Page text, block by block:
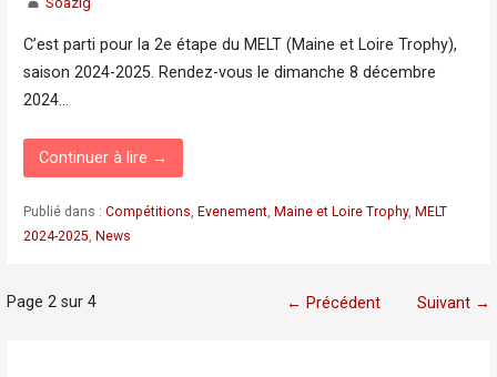
C’est parti pour la 2e étape du MELT (Maine et Loire Trophy),
saison 2024-2025. Rendez-vous le dimanche 8 décembre
2024…
Continuer à lire →
Publié dans : Compétitions, Evenement, Maine et Loire Trophy, MELT
2024-2025, News
Navigation
Page 2 sur 4 ← Précédent Suivant →